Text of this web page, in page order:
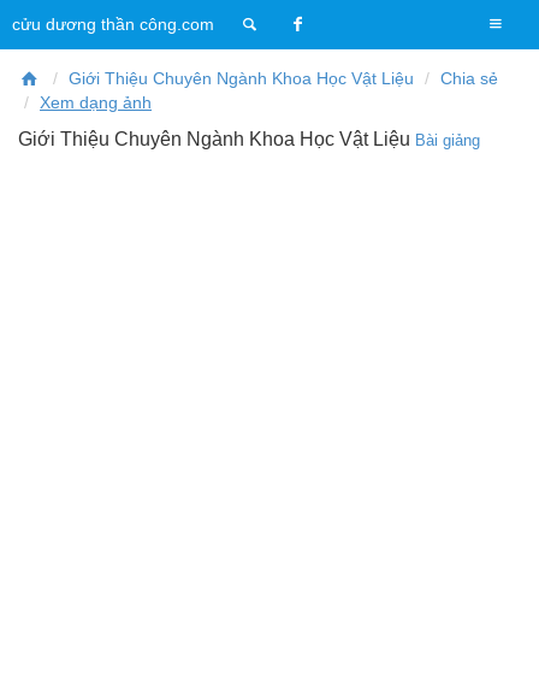
T
o
g
cửu dương thần công.com
Giới Thiệu Chuyên Ngành Khoa Học Vật Liệu
Chia sẻ
Xem dạng ảnh
Giới Thiệu Chuyên Ngành Khoa Học Vật Liệu Bài giảng